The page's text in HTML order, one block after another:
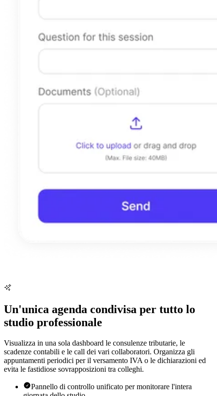
Un'unica agenda condivisa per tutto lo
studio professionale
Visualizza in una sola dashboard le consulenze tributarie, le
scadenze contabili e le call dei vari collaboratori. Organizza gli
appuntamenti periodici per il versamento IVA o le dichiarazioni ed
evita le fastidiose sovrapposizioni tra colleghi.
Pannello di controllo unificato per monitorare l'intera